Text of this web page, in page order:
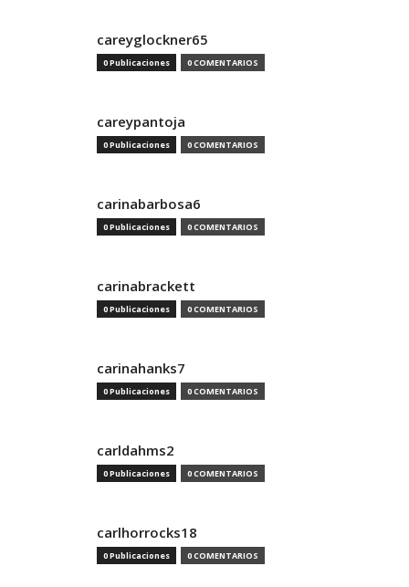
careyglockner65
0 Publicaciones 0 COMENTARIOS
careypantoja
0 Publicaciones 0 COMENTARIOS
carinabarbosa6
0 Publicaciones 0 COMENTARIOS
carinabrackett
0 Publicaciones 0 COMENTARIOS
carinahanks7
0 Publicaciones 0 COMENTARIOS
carldahms2
0 Publicaciones 0 COMENTARIOS
carlhorrocks18
0 Publicaciones 0 COMENTARIOS